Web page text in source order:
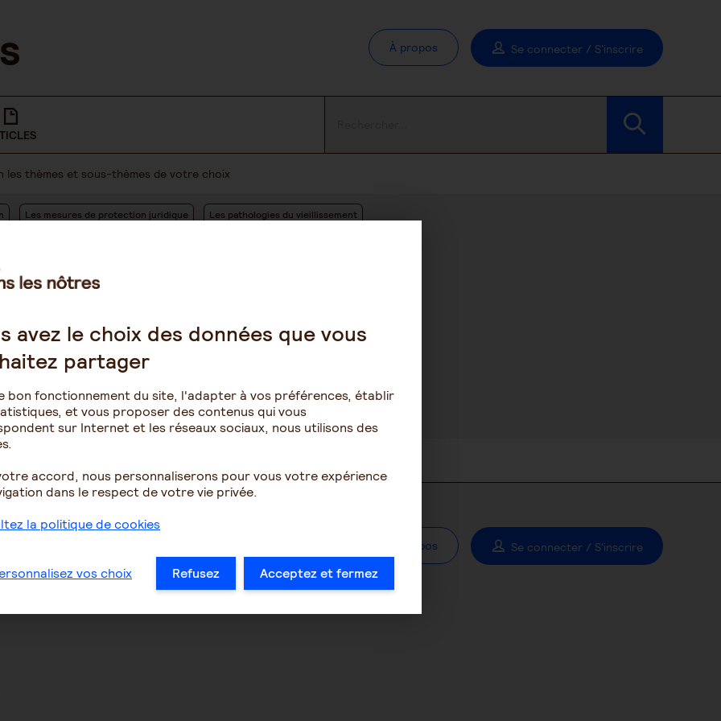
À propos Se connecter / S'inscrire
thèmes et sous-thèmes de votre choix
Les mesures de protection juridique Les pathologies du vieillissement
NOUS SUIVRE
À propos Se connecter / S'inscrire
avez le choix des données que vous
partager
bon fonctionnement du site, l'adapter à vos préférences, établir
et vous proposer des contenus qui vous
sur Internet et les réseaux sociaux, nous utilisons des
accord, nous personnaliserons pour vous votre expérience
dans le respect de votre vie privée.
la politique de cookies
vos choix Refusez Acceptez et fermez